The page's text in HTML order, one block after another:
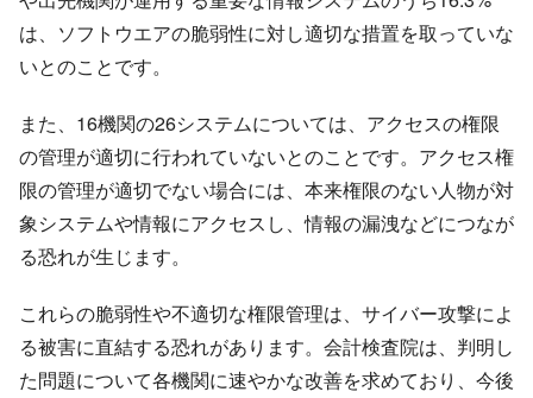
は、ソフトウエアの脆弱性に対し適切な措置を取っていな
いとのことです。
また、16機関の26システムについては、アクセスの権限
の管理が適切に行われていないとのことです。アクセス権
限の管理が適切でない場合には、本来権限のない人物が対
象システムや情報にアクセスし、情報の漏洩などにつなが
る恐れが生じます。
これらの脆弱性や不適切な権限管理は、サイバー攻撃によ
る被害に直結する恐れがあります。会計検査院は、判明し
た問題について各機関に速やかな改善を求めており、今後